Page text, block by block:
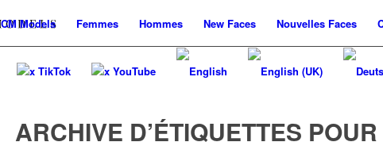
CMModels Femmes Hommes New Faces Nouvelles Faces
x TikTok x YouTube
ARCHIVE D’ÉTIQUETTES